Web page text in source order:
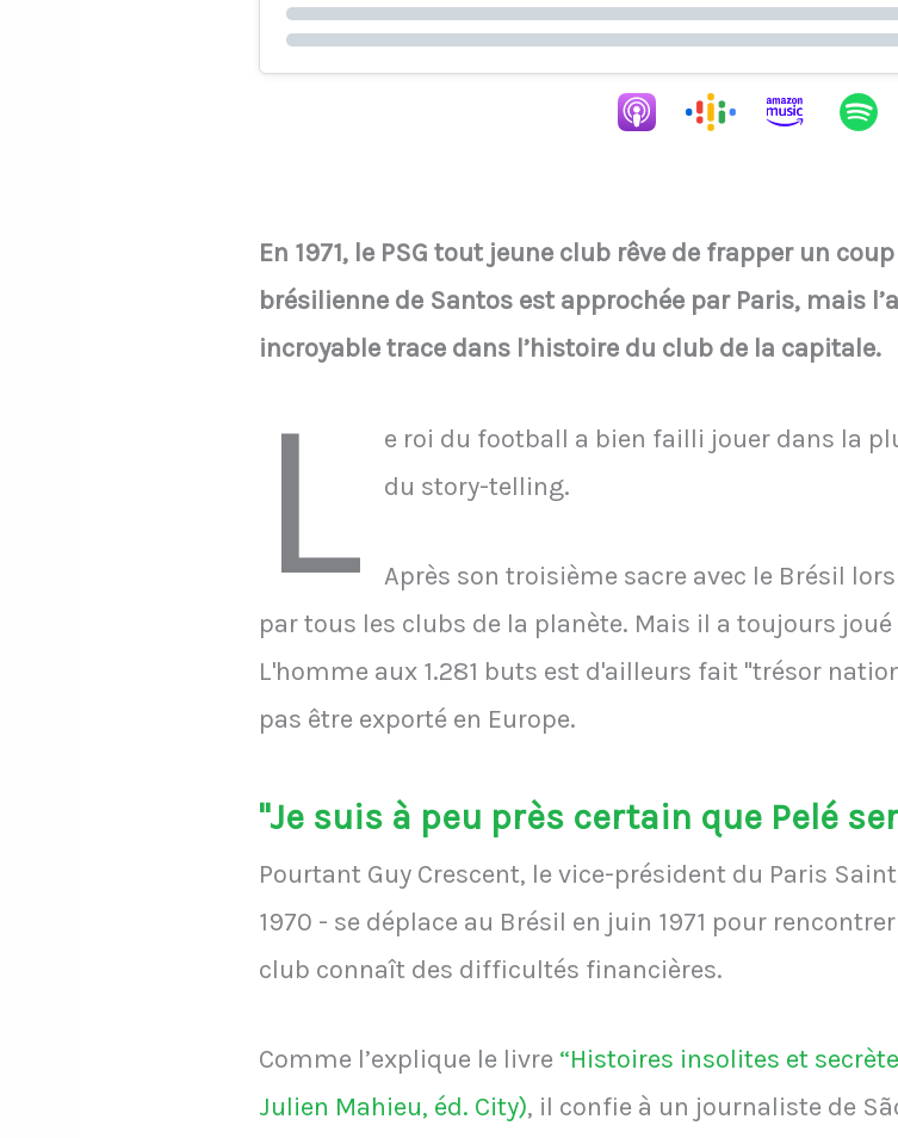
En 1971, le PSG tout jeune club rêve de frapper un
brésilienne de Santos est approchée par Paris, mais
incroyable trace dans l’histoire du club de la capitale.
L
e roi du football a bien failli jouer dans la
du story-telling.
Après son troisième sacre avec le Brésil
par tous les clubs de la planète. Mais il a toujours
L'homme aux 1.281 buts est d'ailleurs fait "trésor
pas être exporté en Europe.
"Je suis à peu près certain que Pelé
Pourtant Guy Crescent, le vice-président du Paris
1970 - se déplace au Brésil en juin 1971 pour
club connaît des difficultés financières.
Comme l’explique le livre “Histoires insolites et
Julien Mahieu, éd. City), il confie à un journaliste de